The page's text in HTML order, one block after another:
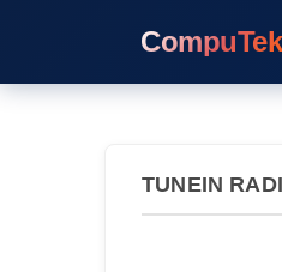
TUNEIN